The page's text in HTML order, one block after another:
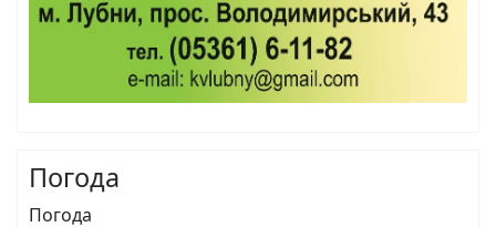
Погода
Погода